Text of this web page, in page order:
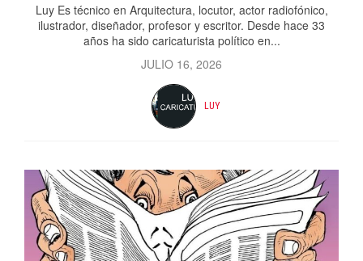
Luy Es técnico en Arquitectura, locutor, actor radiofónico,
ilustrador, diseñador, profesor y escritor. Desde hace 33
años ha sido caricaturista político en...
JULIO 16, 2026
LUY